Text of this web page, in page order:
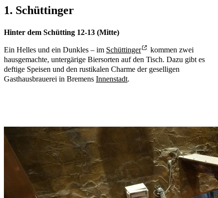
1. Schüttinger
Hinter dem Schütting 12-13 (Mitte)
Ein Helles und ein Dunkles – im Schüttinger
kommen zwei
hausgemachte, untergärige Biersorten auf den Tisch. Dazu gibt es
deftige Speisen und den rustikalen Charme der geselligen
Gasthausbrauerei in Bremens Innenstadt.